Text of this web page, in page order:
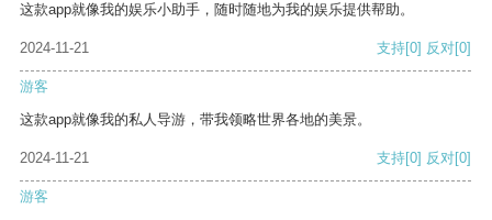
这款app就像我的娱乐小助手，随时随地为我的娱乐提供帮助。
2024-11-21 支持[0] 反对[0]
游客
这款app就像我的私人导游，带我领略世界各地的美景。
2024-11-21 支持[0] 反对[0]
游客